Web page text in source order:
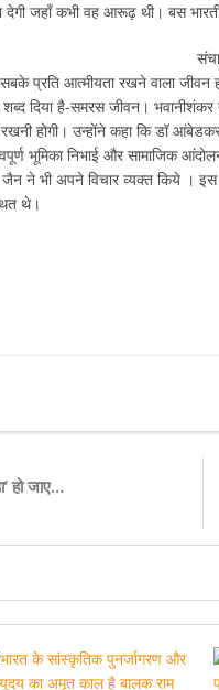
देगी जहाँ कभी वह आरूढ़ थी। बस
प्रति आत्मीयता रखने वाला
दिया है-समरस जीवन। भवानीशंकर
रखनी होगी। उन्होंने कहा कि डॉ
भूमिका निभाई और सामाजिक
जैन ने भी अपने विचार व्यक्त किये
थे।
हो जाए…